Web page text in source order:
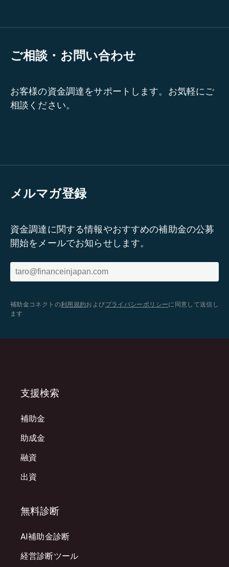
ご相談・お問い合わせ
お客様の資金調達をサポートします。お気軽にご
相談ください。
メルマガ登録
資金調達に関する情報やおすすめの補助金の公募
開始をメールでお知らせします。
補助金コネクトの利用規約およびプライバシーポリシーに同意して送信し
ます
支援検索
補助金
助成金
融資
出資
無料診断
AI補助金診断
経営診断ツール